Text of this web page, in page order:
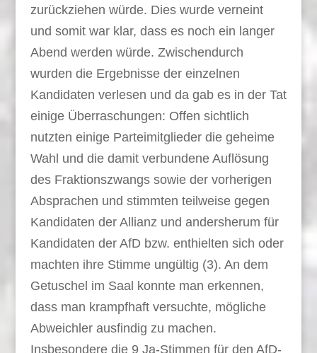
zurückziehen würde. Dies wurde verneint
und somit war klar, dass es noch ein langer
Abend werden würde. Zwischendurch
wurden die Ergebnisse der einzelnen
Kandidaten verlesen und da gab es in der Tat
einige Überraschungen: Offen sichtlich
nutzten einige Parteimitglieder die geheime
Wahl und die damit verbundene Auflösung
des Fraktionszwangs sowie der vorherigen
Absprachen und stimmten teilweise gegen
Kandidaten der Allianz und andersherum für
Kandidaten der AfD bzw. enthielten sich oder
machten ihre Stimme ungültig (3). An dem
Getuschel im Saal konnte man erkennen,
dass man krampfhaft versuchte, mögliche
Abweichler ausfindig zu machen.
Insbesondere die 9 Ja-Stimmen für den AfD-